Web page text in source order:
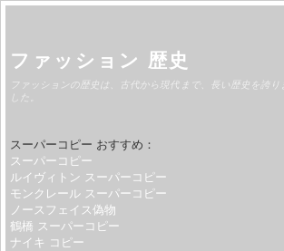
ファッション 歴史
ファッションの歴史は、古代から現代まで、長い歴史を誇
した。
スーパーコピー おすすめ：
スーパーコピー
ルイヴィトン スーパーコピー
モンクレール スーパーコピー
ノースフェイス偽物
鶴橋 スーパーコピー
ナイキ コピー